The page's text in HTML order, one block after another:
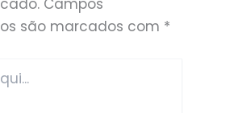
Campos
são marcados com *